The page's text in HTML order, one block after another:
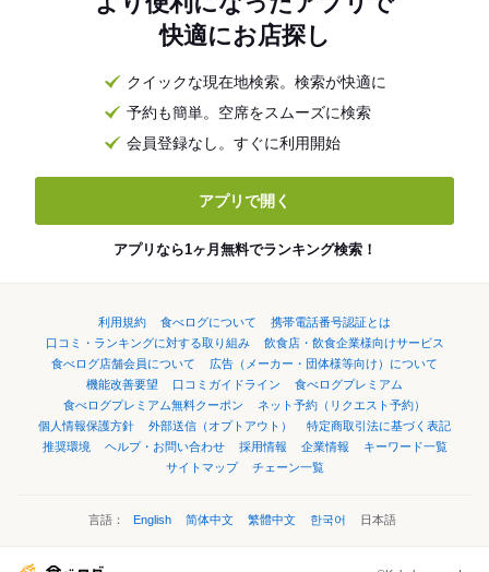
快適にお店探し
クイックな現在地検索。検索が快適に
予約も簡単。空席をスムーズに検索
会員登録なし。すぐに利用開始
アプリで開く
アプリなら1ヶ月無料でランキング検索！
利用規約 食べログについて
携帯電話番号認証とは
口コミ・ランキングに対する取り組み
飲食店・飲食企業様向けサービス
食べログ店舗会員について
広告（メーカー・団体様等向け）について
機能改善要望
口コミガイドライン
食べログプレミアム
食べログプレミアム無料クーポン
ネット予約（リクエスト予約）
個人情報保護方針
外部送信（オプトアウト）
特定商取引法に基づく表記
推奨環境
ヘルプ・お問い合わせ 採用情報 企業情報
キーワード一覧
サイトマップ
チェーン一覧
言語： English 简体中文 繁體中文 한국어 日本語